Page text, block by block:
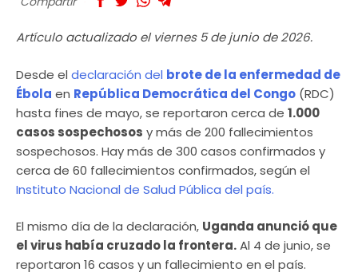
Artículo actualizado el viernes 5 de junio de 2026.
Desde el declaración del brote de la enfermedad de
Ébola en República Democrática del Congo (RDC)
hasta fines de mayo, se reportaron cerca de 1.000
casos sospechosos y más de 200 fallecimientos
sospechosos. Hay más de 300 casos confirmados y
cerca de 60 fallecimientos confirmados, según el
Instituto Nacional de Salud Pública del país.
El mismo día de la declaración, Uganda anunció que
el virus había cruzado la frontera.Al 4 de junio, se
reportaron 16 casos y un fallecimiento en el país.